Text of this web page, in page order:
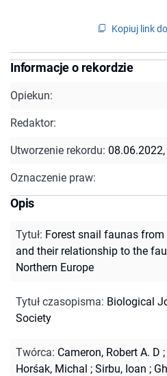
Kopiuj link
Informacje o rekordzie
Opiekun:
Redaktor:
Utworzenie rekordu: 08.06.2022,
Oznaczenie praw:
Opis
Tytuł: Forest snail faunas
and their relationship to the
Northern Europe
Tytuł czasopisma: Biological
Society
Twórca: Cameron, Robert A. D ;
Horśak, Michal ; Sirbu, Ioan ;